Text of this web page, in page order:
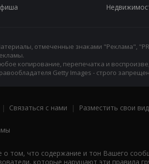
отмеченные знаками "Реклама",
копирование, перепечатка и
Getty Images - строго
| Связаться с нами | Разместить свои
том, что содержание и тон Вашего
которые нарушают эти правила